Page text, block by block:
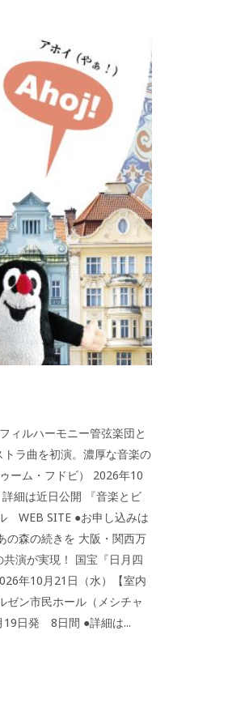
ィルハーモニー管弦楽団と
ラ曲を初演。濃厚な音楽の
ーム・フドビ） 2026年10
細は近日公開 『音楽とビ
WEB SITE ●お申し込みは
森の続きを 大阪・関西万
演が実現！ 国宝『日月四
年10月21日（水）【室内
ゼン市民ホール（メシチャ
19日発 8日間 ●詳細は...